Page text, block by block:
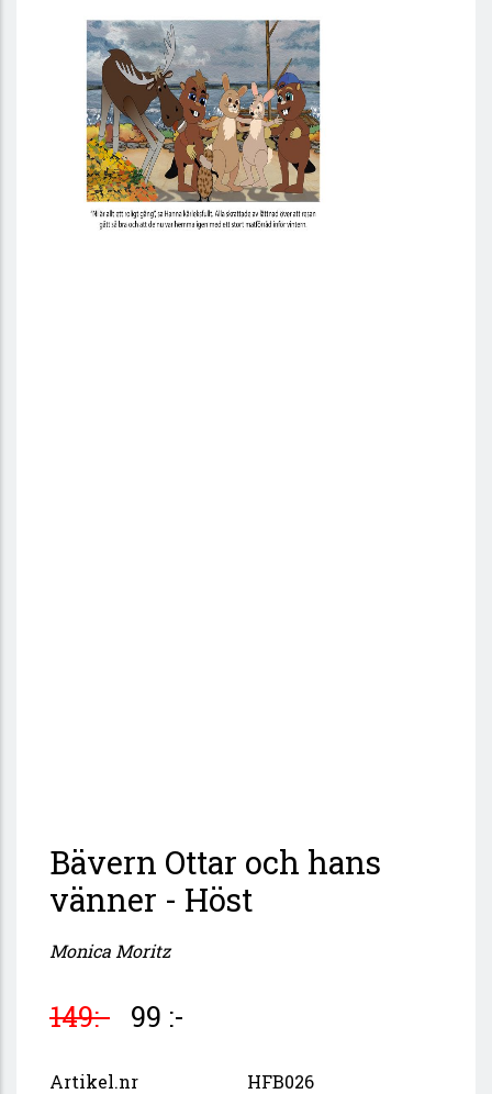
Bävern Ottar och hans
vänner - Höst
Monica Moritz
149:- 99 :-
Artikel.nr HFB026